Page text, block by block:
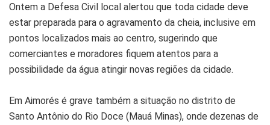
Ontem a Defesa Civil local alertou que toda cidade deve
estar preparada para o agravamento da cheia, inclusive em
pontos localizados mais ao centro, sugerindo que
comerciantes e moradores fiquem atentos para a
possibilidade da água atingir novas regiões da cidade.
Em Aimorés é grave também a situação no distrito de
Santo Antônio do Rio Doce (Mauá Minas), onde dezenas de